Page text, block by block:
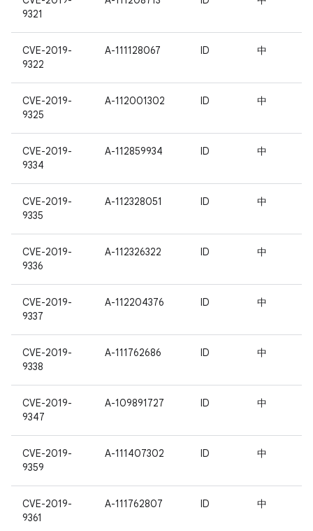
9321
CVE-2019-
9322
A-111128067 ID 中
CVE-2019-
9325
A-112001302 ID 中
CVE-2019-
9334
A-112859934 ID 中
CVE-2019-
9335
A-112328051 ID 中
CVE-2019-
9336
A-112326322 ID 中
CVE-2019-
9337
A-112204376 ID 中
CVE-2019-
9338
A-111762686 ID 中
CVE-2019-
9347
A-109891727 ID 中
CVE-2019-
9359
A-111407302 ID 中
CVE-2019-
9361
A-111762807 ID 中